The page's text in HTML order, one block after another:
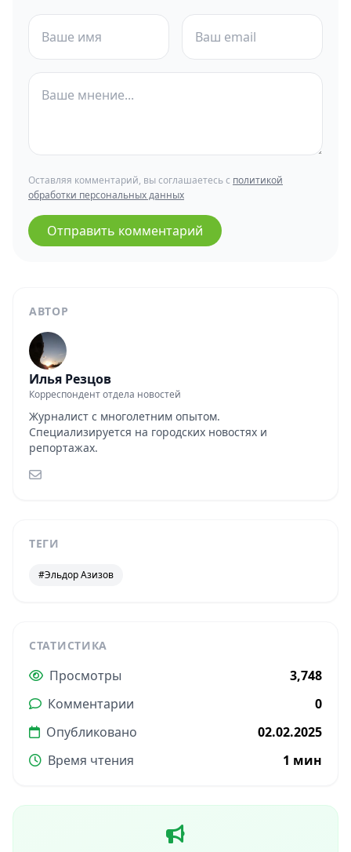
АВТОР
Илья Резцов
Корреспондент отдела новостей
Журналист с многолетним опытом.
Специализируется на городских новостях и
репортажах.
ТЕГИ
#Эльдор Азизов
СТАТИСТИКА
Просмотры
3,748
Комментарии
0
Опубликовано
02.02.2025
Время чтения
1 мин
Оставляя комментарий, вы соглашаетесь с политикой
обработки персональных данных
Отправить комментарий